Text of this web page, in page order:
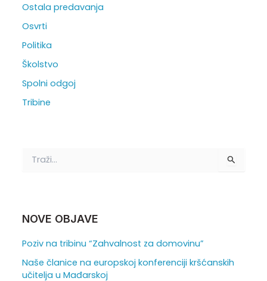
Ostala predavanja
Osvrti
Politika
Školstvo
Spolni odgoj
Tribine
:NOVE OBJAVE
Poziv na tribinu “Zahvalnost za domovinu”
Naše članice na europskoj konferenciji kršćanskih
učitelja u Mađarskoj